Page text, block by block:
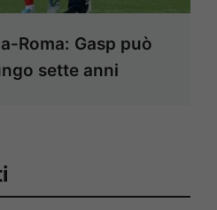
Roma: Gasp può
sette anni